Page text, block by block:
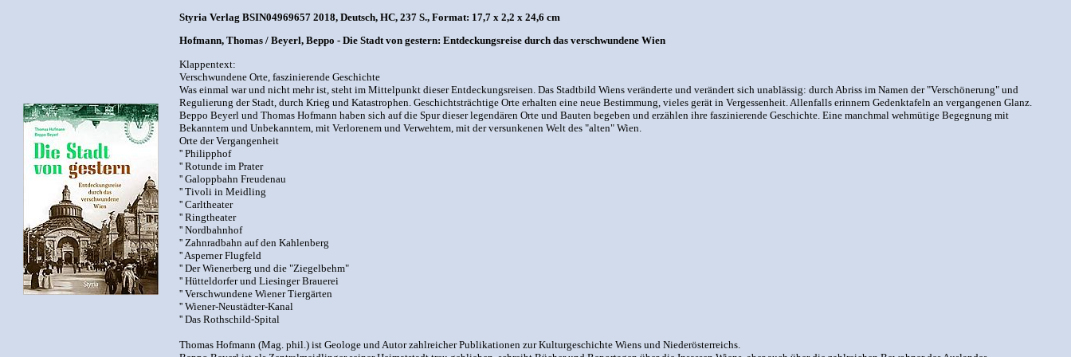
Styria Verlag BSIN04969657 2018, Deutsch, HC, 237 S., Format: 17,7 x 2,2 x 24,6 cm
Hofmann, Thomas / Beyerl, Beppo - Die Stadt von gestern: Entdeckungsreise durch das verschwundene Wien
Klappentext:
Verschwundene Orte, faszinierende Geschichte
Was einmal war und nicht mehr ist, steht im Mittelpunkt dieser Entdeckungsreisen. Das Stadtbild Wiens veränderte und verändert sich unablässig: durch Abriss im Namen der "Verschönerung" und
Regulierung der Stadt, durch Krieg und Katastrophen. Geschichtsträchtige Orte erhalten eine neue Bestimmung, vieles gerät in Vergessenheit. Allenfalls erinnern Gedenktafeln an vergangenen Glanz.
Beppo Beyerl und Thomas Hofmann haben sich auf die Spur dieser legendären Orte und Bauten begeben und erzählen ihre faszinierende Geschichte. Eine manchmal wehmütige Begegnung mit
Bekanntem und Unbekanntem, mit Verlorenem und Verwehtem, mit der versunkenen Welt des "alten" Wien.
Orte der Vergangenheit
'' Philipphof
'' Rotunde im Prater
'' Galoppbahn Freudenau
'' Tivoli in Meidling
'' Carltheater
'' Ringtheater
'' Nordbahnhof
'' Zahnradbahn auf den Kahlenberg
'' Asperner Flugfeld
'' Der Wienerberg und die "Ziegelbehm"
'' Hütteldorfer und Liesinger Brauerei
'' Verschwundene Wiener Tiergärten
'' Wiener-Neustädter-Kanal
'' Das Rothschild-Spital
Thomas Hofmann (Mag. phil.) ist Geologe und Autor zahlreicher Publikationen zur Kulturgeschichte Wiens und Niederösterreichs.